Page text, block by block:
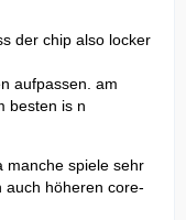
der chip also locker
aufpassen. am
besten is n
manche spiele sehr
auch höheren core-